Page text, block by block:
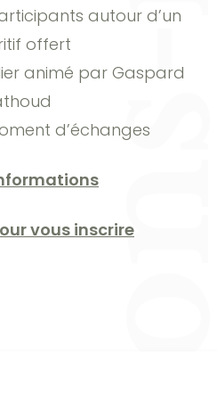
autour d’un
offert
animé par Gaspard
d’échanges
vous inscrire